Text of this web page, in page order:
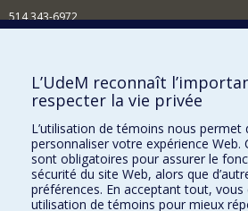
514 343-6972
Comment soutenir le Département?
BESOIN D'AIDE?
Plan du site
Signaler une erreur
Accessibilité
L’UdeM reconnaît
respecter la vie privée
L’utilisation de témoins nous permet
personnaliser votre expérience Web.
sont obligatoires pour assurer le
sécurité du site Web, alors que
préférences. En acceptant tout,
utilisation de témoins pour mieux